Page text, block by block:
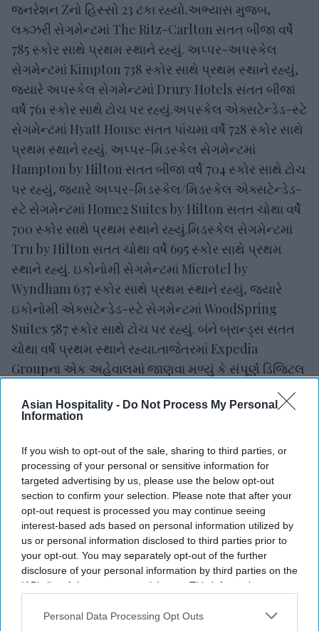
Asian Hospitality - Do Not Process My Personal
Information
If you wish to opt-out of the sale, sharing to third parties, or
processing of your personal or sensitive information for
targeted advertising by us, please use the below opt-out
section to confirm your selection. Please note that after your
opt-out request is processed you may continue seeing
interest-based ads based on personal information utilized by
us or personal information disclosed to third parties prior to
your opt-out. You may separately opt-out of the further
disclosure of your personal information by third parties on the
IAB’s list of downstream participants. This information may
Downstream Participantsthat may further disclose it to other
Personal Data Processing Opt Outs
જનરેશન Zનો હિસ્સો 23 ટકા રહ્યો.અભ્યાસ મુજબ,
લક્ઝરી સેગમેન્ટમાં The Ritz-Carlton સતત બીજા વર્ષે
785 સ્કોર સાથે પ્રથમ સ્થાને રહ્યું. અપ્પર-અપસ્કેલ
સેગમેન્ટમાં Kimpton 738 સ્કોર સાથે પ્રથમ સ્થાને રહ્યું,
જ્યારે અપસ્કેલ સેગમેન્ટમાં Drury Hotels સતત બીજા
વર્ષે 761 સ્કોર સાથે ટોચ પર રહ્યું.અપસ્કેલ એક્સટેન્ડેડ-સ્ટે
સેગમેન્ટમાં Hyatt House સતત પાંચમા વર્ષે 728 સ્કોર સાથે
પ્રથમ સ્થાને રહ્યું. અપ્પર-મિડસ્કેલ સેગમેન્ટમાં
Hampton by Hilton સતત બીજા વર્ષે 704 સ્કોર સાથે ટોચ
પર રહ્યું, જ્યારે અપ્પર-મિડસ્કેલ/મિડસ્કેલ એક્સટેન્ડેડ-
સ્ટે સેગમેન્ટમાં Home2 Suites by Hilton સતત ચોથા વર્ષે
700 સ્કોર સાથે પ્રથમ સ્થાને રહ્યું.મિડસ્કેલ સેગમેન્ટમાં
Tru by Hilton સતત ચોથા વર્ષે 695 સ્કોર સાથે પ્રથમ
સ્થાને રહ્યું. ઇકોનોમી સેગમેન્ટમાં Microtel by
Wyndham 637 સ્કોર સાથે પ્રથમ સ્થાને રહ્યું, જ્યારે
ઇકોનોમી એક્સટેન્ડેડ-સ્ટે સેગમેન્ટમાં WoodSpring
Suites 587 સ્કોર સાથે ટોચ પર રહ્યું. બંને બ્રાન્ડ્સ સતત
ચોથા વર્ષે પ્રથમ સ્થાને રહ્યા.તાજેતરમાં Expedia
Groupના એક અહેવાલમાં જાણવા મળ્યું કે સંપૂર્ણ ડિજિટલ
કનેક્ટિવિટી હોટેલોના આવક, કામગીરી અને ઇન્વેન્ટરી
મેનેજમેન્ટમાં સુધારો લાવે છે. સંપૂર્ણ કનેક્ટિવિટી ધરાવતી
કામગીરીમાં વધુ વિશ્વાસ નોંધાવ્યો.